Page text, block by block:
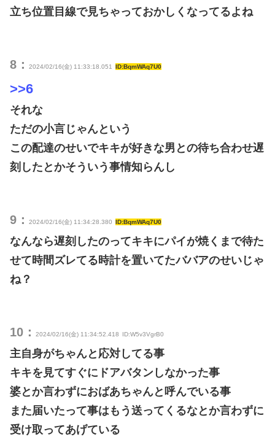
立ち位置目線で見ちゃっておかしくなってるよね
8： 2024/02/16(金) 11:33:18.051 ID:BqmWAq7U0
>>6
それな
ただの小言じゃんという
この配達のせいでキキが好きな男との待ち合わせ遅
刻したとかそういう事情知らんし
9： 2024/02/16(金) 11:34:28.380 ID:BqmWAq7U0
なんなら遅刻したのってキキにパイが焼くまで待た
せて時間ズレてる時計を置いてたババアのせいじゃ
ね？
10： 2024/02/16(金) 11:34:52.418 ID:W5v3VgrB0
主自身がちゃんと応対してる事
キキを見てすぐにドアバタンしなかった事
婆とか言わずにおばあちゃんと呼んでいる事
また届いたって事はもう送ってくるなとか言わずに
受け取ってあげている